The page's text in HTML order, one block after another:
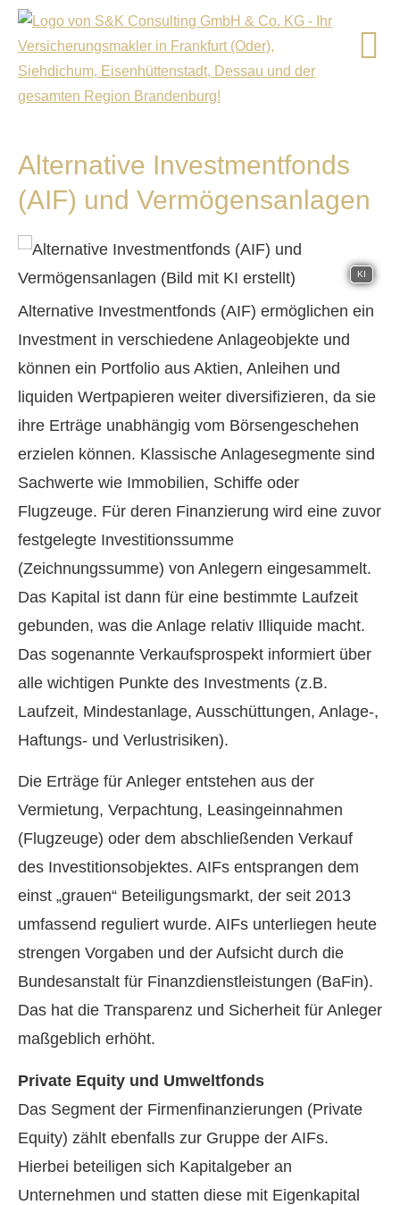
Alternative Investmentfonds
(AIF) und Vermögensanlagen
KI
Alternative Investmentfonds (AIF) ermöglichen ein
Investment in verschiedene Anlageobjekte und
können ein Portfolio aus Aktien, Anleihen und
liquiden Wertpapieren weiter diversifizieren, da sie
ihre Erträge unabhängig vom Börsengeschehen
erzielen können. Klassische Anlagesegmente sind
Sachwerte wie Immobilien, Schiffe oder
Flugzeuge. Für deren Finanzierung wird eine zuvor
festgelegte Investitionssumme
(Zeichnungssumme) von Anlegern eingesammelt.
Das Kapital ist dann für eine bestimmte Laufzeit
gebunden, was die Anlage relativ Illiquide macht.
Das sogenannte Verkaufsprospekt informiert über
alle wichtigen Punkte des Investments (z.B.
Laufzeit, Mindestanlage, Ausschüttungen, Anlage-,
Haftungs- und Verlustrisiken).
Die Erträge für Anleger entstehen aus der
Vermietung, Verpachtung, Leasingeinnahmen
(Flugzeuge) oder dem abschließenden Verkauf
des Investitionsobjektes. AIFs entsprangen dem
einst „grauen“ Beteiligungsmarkt, der seit 2013
umfassend reguliert wurde. AIFs unterliegen heute
strengen Vorgaben und der Aufsicht durch die
Bundesanstalt für Finanzdienstleistungen (BaFin).
Das hat die Transparenz und Sicherheit für Anleger
maßgeblich erhöht.
Private Equity und Umweltfonds
Das Segment der Firmenfinanzierungen (Private
Equity) zählt ebenfalls zur Gruppe der AIFs.
Hierbei beteiligen sich Kapitalgeber an
Unternehmen und statten diese mit Eigenkapital